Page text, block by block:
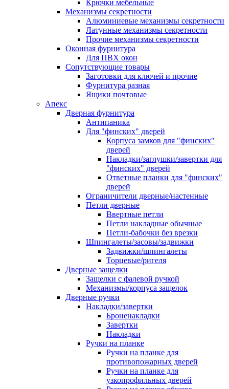
Крючки мебельные
Механизмы секретности
Алюминиевые механизмы секретности
Латунные механизмы секретности
Прочие механизмы секретности
Оконная фурнитура
Для ПВХ окон
Сопутствующие товары
Заготовки для ключей и прочие
Фурнитура разная
Ящики почтовые
Апекс
Дверная фурнитура
Антипаника
Для "финских" дверей
Корпуса замков для "финских"
дверей
Накладки/заглушки/завертки для
"финских" дверей
Ответные планки для "финских"
дверей
Ограничители дверные/настенные
Петли дверные
Ввертные петли
Петли накладные обычные
Петли-бабочки без врезки
Шпингалеты/засовы/задвижки
Задвижки/шпингалеты
Торцевые/ригеля
Дверные защелки
Защелки с фалевой ручкой
Механизмы/корпуса защелок
Дверные ручки
Накладки/завертки
Броненакладки
Завертки
Накладки
Ручки на планке
Ручки на планке для
противопожарных дверей
Ручки на планке для
узкопрофильных дверей